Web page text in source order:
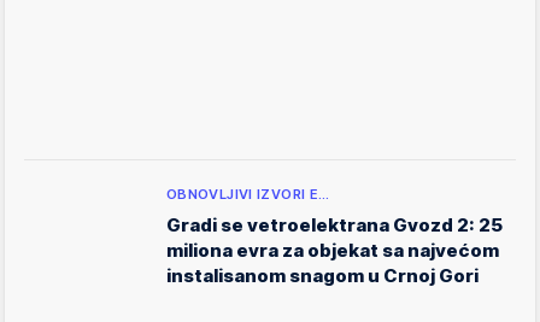
OBNOVLJIVI IZVORI E…
Gradi se vetroelektrana Gvozd 2: 25
miliona evra za objekat sa najvećom
instalisanom snagom u Crnoj Gori